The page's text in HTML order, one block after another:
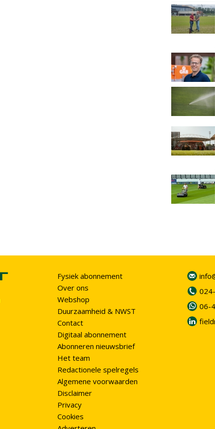
Fysiek abonnement
Over ons
Webshop
Duurzaamheid & NWST
Contact
Digitaal abonnement
Abonneren nieuwsbrief
Het team
Redactionele spelregels
Algemene voorwaarden
Disclaimer
Privacy
Cookies
06-